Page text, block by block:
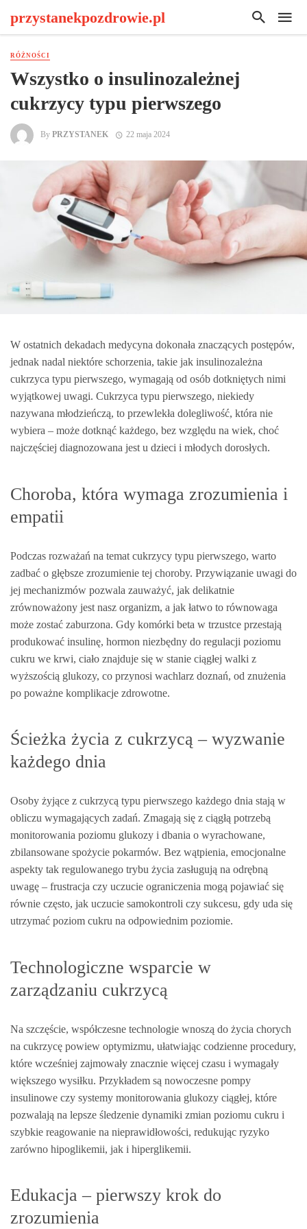
przystanekpozdrowie.pl
RÓŻNOŚCI
Wszystko o insulinozależnej
cukrzycy typu pierwszego
By PRZYSTANEK 22 maja 2024
W ostatnich dekadach medycyna dokonała znaczących postępów,
jednak nadal niektóre schorzenia, takie jak insulinozależna
cukrzyca typu pierwszego, wymagają od osób dotkniętych nimi
wyjątkowej uwagi. Cukrzyca typu pierwszego, niekiedy
nazywana młodzieńczą, to przewlekła dolegliwość, która nie
wybiera – może dotknąć każdego, bez względu na wiek, choć
najczęściej diagnozowana jest u dzieci i młodych dorosłych.
Choroba, która wymaga zrozumienia i
empatii
Podczas rozważań na temat cukrzycy typu pierwszego, warto
zadbać o głębsze zrozumienie tej choroby. Przywiązanie uwagi do
jej mechanizmów pozwala zauważyć, jak delikatnie
zrównoważony jest nasz organizm, a jak łatwo to równowaga
może zostać zaburzona. Gdy komórki beta w trzustce przestają
produkować insulinę, hormon niezbędny do regulacji poziomu
cukru we krwi, ciało znajduje się w stanie ciągłej walki z
wyższością glukozy, co przynosi wachlarz doznań, od znużenia
po poważne komplikacje zdrowotne.
Ścieżka życia z cukrzycą – wyzwanie
każdego dnia
Osoby żyjące z cukrzycą typu pierwszego każdego dnia stają w
obliczu wymagających zadań. Zmagają się z ciągłą potrzebą
monitorowania poziomu glukozy i dbania o wyrachowane,
zbilansowane spożycie pokarmów. Bez wątpienia, emocjonalne
aspekty tak regulowanego trybu życia zasługują na odrębną
uwagę – frustracja czy uczucie ograniczenia mogą pojawiać się
równie często, jak uczucie samokontroli czy sukcesu, gdy uda się
utrzymać poziom cukru na odpowiednim poziomie.
Technologiczne wsparcie w
zarządzaniu cukrzycą
Na szczęście, współczesne technologie wnoszą do życia chorych
na cukrzycę powiew optymizmu, ułatwiając codzienne procedury,
które wcześniej zajmowały znacznie więcej czasu i wymagały
większego wysiłku. Przykładem są nowoczesne pompy
insulinowe czy systemy monitorowania glukozy ciągłej, które
pozwalają na lepsze śledzenie dynamiki zmian poziomu cukru i
szybkie reagowanie na nieprawidłowości, redukując ryzyko
zarówno hipoglikemii, jak i hiperglikemii.
Edukacja – pierwszy krok do
zrozumienia